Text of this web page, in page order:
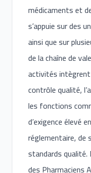
médicaments et
s’appuie sur des
ainsi que sur
de la chaîne de
activités
contrôle qualité,
les fonctions
d’exigence élevé
réglementaire, de
standards
des Pharmaciens